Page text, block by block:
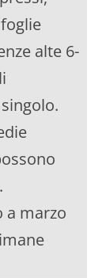
alte 6-
a marzo